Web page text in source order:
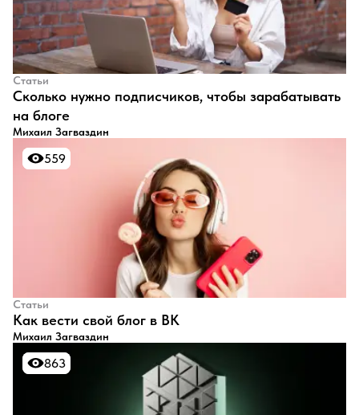
Статьи
​Сколько нужно подписчиков, чтобы зарабатывать
на блоге
Михаил Загваздин
559
559
Статьи
​Как вести свой блог в ВК
Михаил Загваздин
863
863